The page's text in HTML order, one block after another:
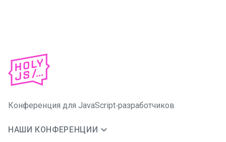
Конференция для JavaScript‑разработчиков
НАШИ КОНФЕРЕНЦИИ